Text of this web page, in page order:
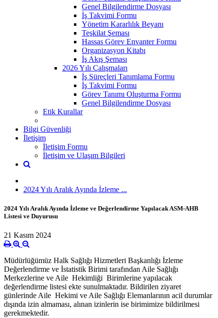
Genel Bilgilendirme Dosyası
İş Takvimi Formu
Yönetim Kararlılık Beyanı
Teşkilat Şeması
Hassas Görev Envanter Formu
Organizasyon Kitabı
İş Akış Şeması
2026 Yılı Çalışmaları
İş Süreçleri Tanımlama Formu
İş Takvimi Formu
Görev Tanımı Oluşturma Formu
Genel Bilgilendirme Dosyası
Etik Kurallar
Bilgi Güvenliği
İletişim
İletişim Formu
İletişim ve Ulaşım Bilgileri
2024 Yılı Aralık Ayında İzleme ...
2024 Yılı Aralık Ayında İzleme ve Değerlendirme Yapılacak ASM-AHB
Listesi ve Duyurusu
21 Kasım 2024
Müdürlüğümüz Halk Sağlığı Hizmetleri Başkanlığı İzleme
Değerlendirme ve İstatistik Birimi tarafından Aile Sağlığı
Merkezlerine ve Aile Hekimliği Birimlerine yapılacak
değerlendirme listesi ekte sunulmaktadır. Bildirilen ziyaret
günlerinde Aile Hekimi ve Aile Sağlığı Elemanlarının acil durumlar
dışında izin almaması, alınan izinlerin ise birimimize bildirilmesi
gerekmektedir.